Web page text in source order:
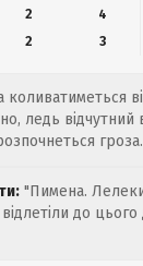
2
4
2
3
ледь відчутний
гроза.
"Пимена.
до